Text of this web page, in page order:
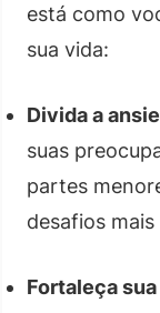
está como
sua vida:
Divida a
suas
partes
desafios
Fortaleça